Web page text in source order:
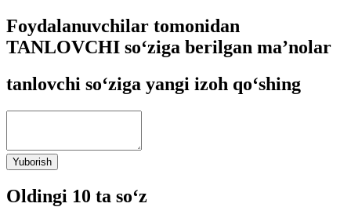
Foydalanuvchilar tomonidan
TANLOVCHI so‘ziga berilgan ma’nolar
tanlovchi so‘ziga yangi izoh qo‘shing
Yuborish
Oldingi 10 ta so‘z